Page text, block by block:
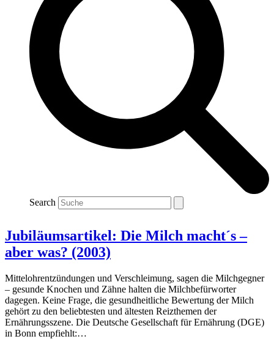
Search
Jubiläumsartikel: Die Milch macht´s –
aber was? (2003)
Mittelohrentzündungen und Verschleimung, sagen die Milchgegner
– gesunde Knochen und Zähne halten die Milchbefürworter
dagegen. Keine Frage, die gesundheitliche Bewertung der Milch
gehört zu den beliebtesten und ältesten Reizthemen der
Ernährungsszene. Die Deutsche Gesellschaft für Ernährung (DGE)
in Bonn empfiehlt:…